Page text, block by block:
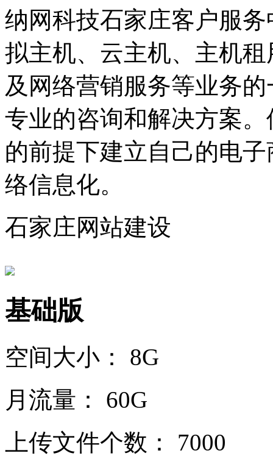
纳网科技石家庄客户服
拟主机、云主机、主机
及网络营销服务等业务
专业的咨询和解决方案
的前提下建立自己的电
络信息化。
石家庄网站建设
基础版
空间大小：
8G
月流量：
60G
上传文件个数：
7000